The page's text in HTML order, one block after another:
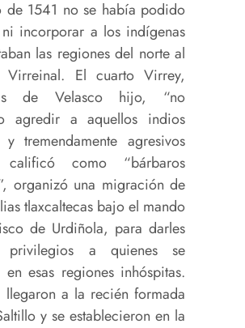
de 1541 no se había podido
incorporar a los indígenas
las regiones del norte al
Virreinal. El cuarto Virrey,
de Velasco hijo, “no
agredir a aquellos indios
y tremendamente agresivos
como “bárbaros
organizó una migración de
tlaxcaltecas bajo el mando
de Urdiñola, para darles
a quienes se
en esas regiones inhóspitas.
llegaron a la recién formada
y se establecieron en la